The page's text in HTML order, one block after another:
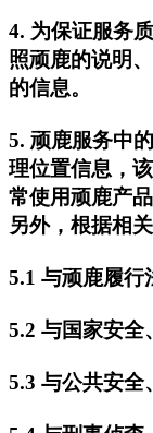
4. 为保证服务
照顽鹿的说明
的信息。
5. 顽鹿服务中
理位置信息，
常使用顽鹿产品
另外，根据相
5.1 与顽鹿履行
5.2 与国家安全
5.3 与公共安全